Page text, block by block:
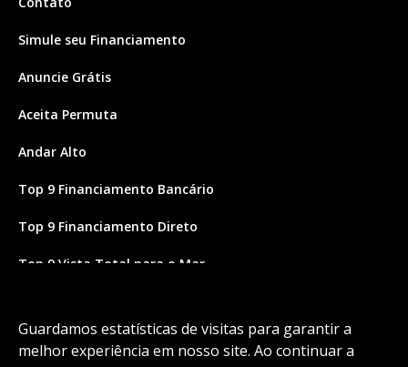
Guardamos estatísticas de visitas para garantir a
melhor experiência em nosso site. Ao continuar a
Simule seu Financiamento
Anuncie Grátis
Aceita Permuta
Andar Alto
Top 9 Financiamento Bancário
Top 9 Financiamento Direto
Top 9 Vista Total para o Mar
Site feito por Coruja Sistemas